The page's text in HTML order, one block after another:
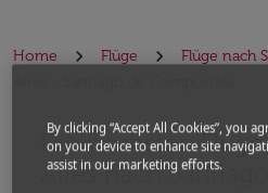
Home Flüge Flüge nach
Die nächsten
Aires nach Santiago
Bitte ändern Sie Ihre
By clicking “Accept All Cookies”, you
on your device to enhance site
assist in our marketing efforts.